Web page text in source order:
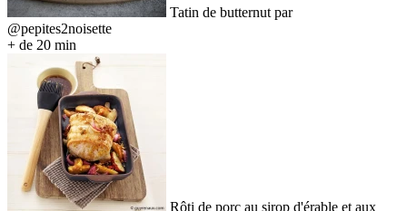
Tatin de butternut par
@pepites2noisette
+ de 20 min
Rôti de porc au sirop d'érable et aux